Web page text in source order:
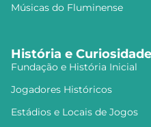
Músicas do Fluminense
História e
Fundação e História Inicial
Jogadores Históricos
Estádios e Locais de Jogos